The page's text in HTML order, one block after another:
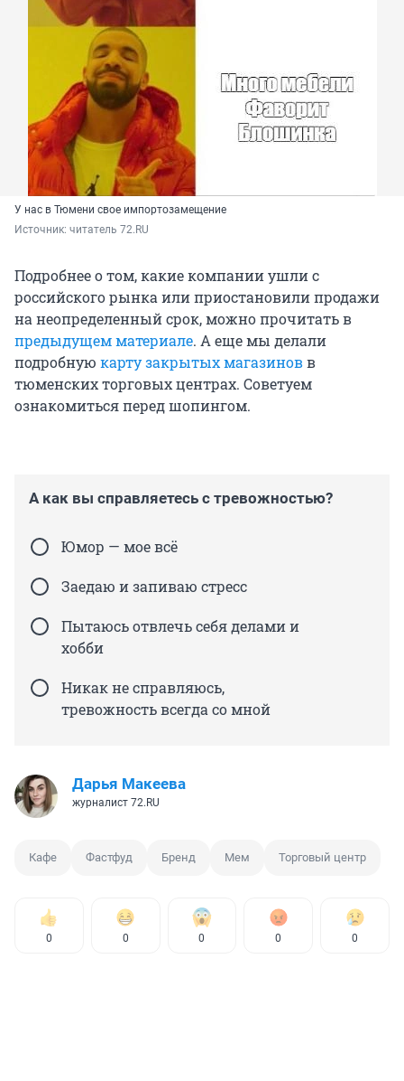
У нас в Тюмени свое импортозамещение
Источник: читатель 72.RU
Подробнее о том, какие компании ушли с
российского рынка или приостановили продажи
на неопределенный срок, можно прочитать в
предыдущем материале. А еще мы делали
подробную карту закрытых магазиновв
тюменских торговых центрах. Советуем
ознакомиться перед шопингом.
А как вы справляетесь с тревожностью?
Юмор — мое всё
Заедаю и запиваю стресс
Пытаюсь отвлечь себя делами и
хобби
Никак не справляюсь,
тревожность всегда со мной
Дарья Макеева
журналист 72.RU
Кафе Фастфуд Бренд Мем Торговый центр
0 0 0 0 0